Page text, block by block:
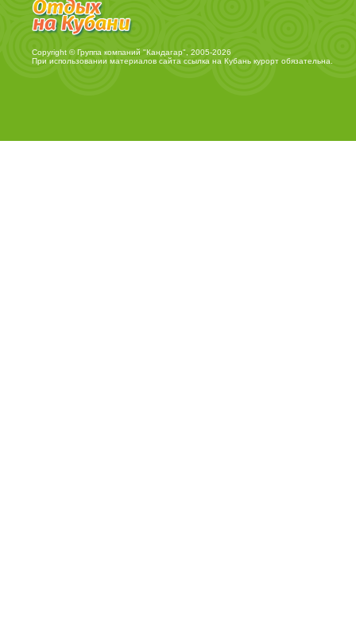
Copyright © Группа компаний "Кандагар", 2005-2026
При использовании материалов сайта ссылка на Кубань курортобязательна.